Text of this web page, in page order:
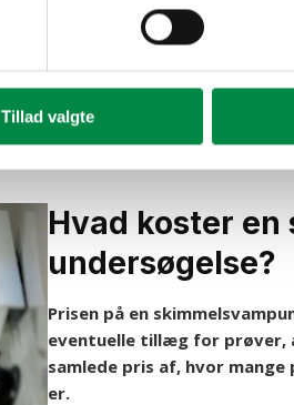
Tillad valgte
Kontakt os 21 97 24
Hvad koster
undersøgelse?
Prisen på en
eventuelle tillæg for prøver,
samlede pris af, hvor
er.